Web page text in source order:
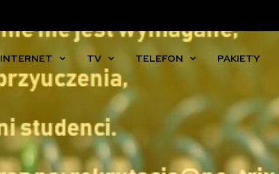
INTERNET TV TELEFON PAKIETY